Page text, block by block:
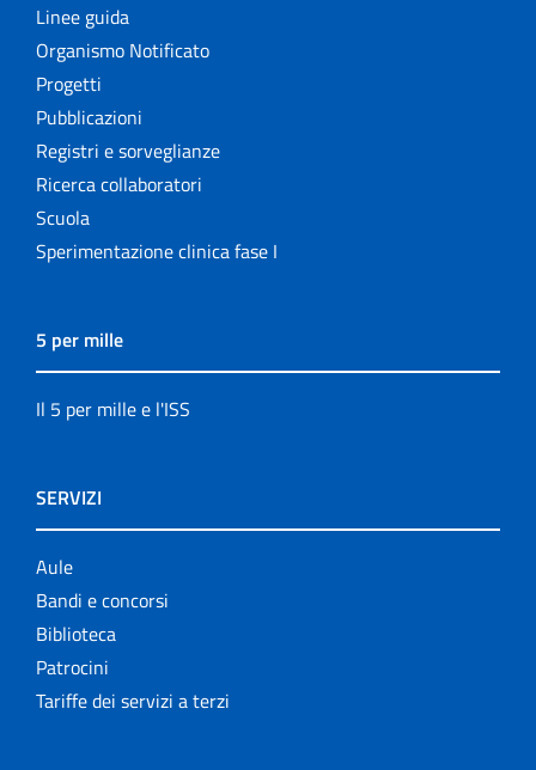
Linee guida
Organismo Notificato
Progetti
Pubblicazioni
Registri e sorveglianze
Ricerca collaboratori
Scuola
Sperimentazione clinica fase I
5 per mille
Il 5 per mille e l'ISS
SERVIZI
Aule
Bandi e concorsi
Biblioteca
Patrocini
Tariffe dei servizi a terzi